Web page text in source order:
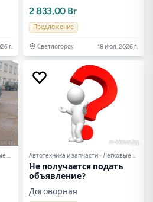
г.
2 833,00 Br
Предложение
Светлогорск 18 июл. 2026 г.
Автотехника и запчасти - Легковые авто Автотехника и запчасти - Легковые авто
Не получается подать
объявление?
Договорная